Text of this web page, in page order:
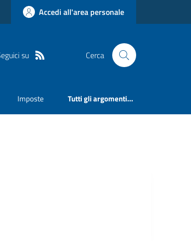
Accedi all'area personale
su Cerca
Imposte Tutti gli argomenti...